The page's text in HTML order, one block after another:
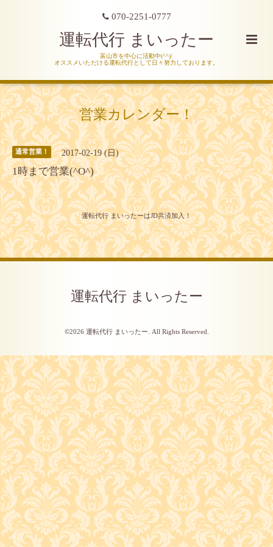
070-2251-0777
運転代行 まいったー
富山市を中心に活動中(^^)/
オススメいただける運転代行として日々努力しております。
営業カレンダー！
通常営業！ 2017-02-19 (日)
1時まで営業(^O^)
運転代行 まいったーはJD共済加入！
運転代行 まいったー
©2026 運転代行 まいったー . All Rights Reserved.